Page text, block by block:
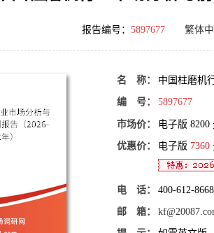
报告编号： 5897677 繁体
名 称： 中国柱磨机
编 号： 5897677
市场价： 电子版 8200
优惠价： 电子版 7360
电 话： 400-612-
邮 箱：